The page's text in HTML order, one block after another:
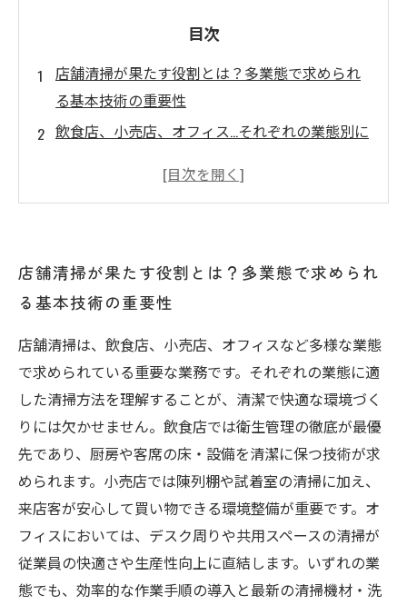
目次
店舗清掃が果たす役割とは？多業態で求められ
る基本技術の重要性
飲食店、小売店、オフィス…それぞれの業態別に
効率アップの秘訣！店舗清掃に欠かせない最新
具体的な手順とは
店舗清掃技術の習得でブランド力アップ！信頼
を築く長期的メリット
店舗清掃の専門家が教える！業態ごとの最適な
清掃計画の立て方
今すぐ実践できる！店舗清掃の質を飛躍的に高
めるポイントまとめ
店舗清掃が果たす役割とは？多業態で求められ
る基本技術の重要性
店舗清掃は、飲食店、小売店、オフィスなど多様な業態
で求められている重要な業務です。それぞれの業態に適
した清掃方法を理解することが、清潔で快適な環境づく
りには欠かせません。飲食店では衛生管理の徹底が最優
先であり、厨房や客席の床・設備を清潔に保つ技術が求
められます。小売店では陳列棚や試着室の清掃に加え、
来店客が安心して買い物できる環境整備が重要です。オ
フィスにおいては、デスク周りや共用スペースの清掃が
従業員の快適さや生産性向上に直結します。いずれの業
態でも、効率的な作業手順の導入と最新の清掃機材・洗